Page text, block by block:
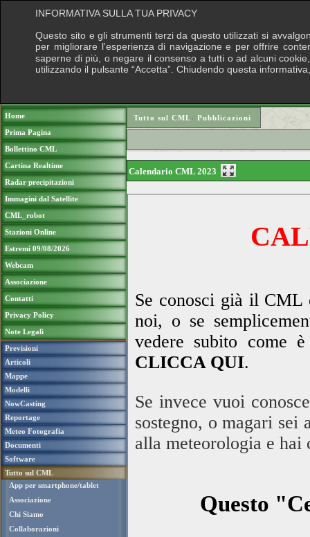
Home
Prima Pagina
Bollettino CML
Cartina Realtime
Radar precipitazioni
Immagini dal Satellite
CML_robot
Stazioni Online
Estremi 09/08/2026
Webcam
Associazione
Contatti
Privacy Policy
Note Legali
Previsioni
Articoli
Mappe
Modelli
NowCasting
Reportage
Meteo Fotografia
Documenti
Software
Tutto sul CML
App per smartphone/tablet
Associazione
Chi Siamo
Collaborazioni
Tutto sul CML› Pubblicazioni
Calendario CML 2023
Se conosci già il CML
noi, o se
vedere subito come
CLICCA QUI.
Se invece vuoi
sostegno, o magari sei
alla meteorologia e hai
Questo
INFORMATIVA SULLA TUA PRIVACY
Questo sito e gli strumenti terzi da questo utilizzati si
per migliorare l'esperienza di navigazione e per offrire
saperne di più, o negare il consenso a tutti o ad alcuni
utilizzando il pulsante “Accetta”. Chiudendo questa